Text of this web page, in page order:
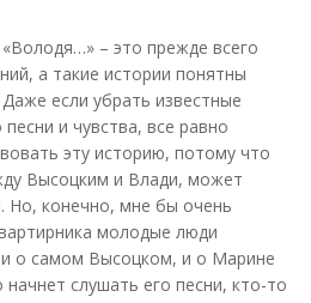
– это прежде всего
а такие истории понятны
если убрать известные
и чувства, все равно
эту историю, потому что
Высоцким и Влади, может
Но, конечно, мне бы очень
молодые люди
о самом Высоцком, и о Марине
слушать его песни, кто-то